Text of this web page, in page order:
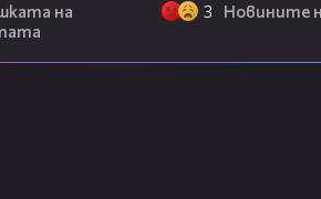
на
3 Новините